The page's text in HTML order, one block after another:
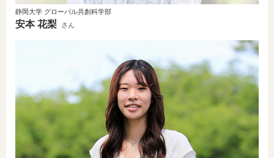
静岡大学 グローバル共創科学部
安本 花梨 さん